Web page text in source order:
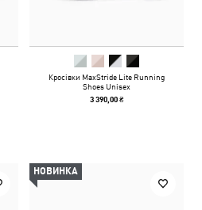
Кросівки MaxStride Lite Running
Shoes Unisex
3 390,00 ₴
НОВИНКА